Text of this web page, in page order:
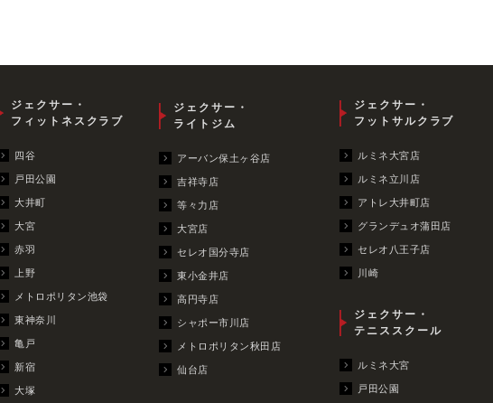
ジェクサー・
フィットネスクラブ
四谷
戸田公園
大井町
大宮
赤羽
上野
メトロポリタン池袋
東神奈川
亀戸
新宿
大塚
ジェクサー・
ライトジム
アーバン保土ヶ谷店
吉祥寺店
等々力店
大宮店
セレオ国分寺店
東小金井店
高円寺店
シャポー市川店
メトロポリタン秋田店
仙台店
ジェクサー・
フットサルクラブ
ルミネ大宮店
ルミネ立川店
アトレ大井町店
グランデュオ蒲田店
セレオ八王子店
川崎
ジェクサー・
テニススクール
ルミネ大宮
戸田公園